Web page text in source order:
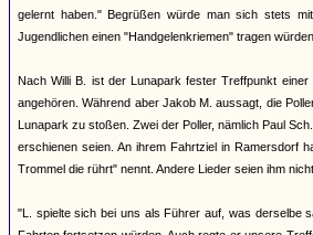
gelernt haben." Begrüßen würde man sich stets
Jugendlichen einen "Handgelenkriemen" tragen
Nach Willi B. ist der Lunapark fester Treffpunkt
angehören. Während aber Jakob M. aussagt, die
Lunapark zu stoßen. Zwei der Poller, nämlich Paul
erschienen seien. An ihrem Fahrtziel in Ramersdorf
Trommel die rührt" nennt. Andere Lieder seien ihm
"L. spielte sich bei uns als Führer auf, was derselbe